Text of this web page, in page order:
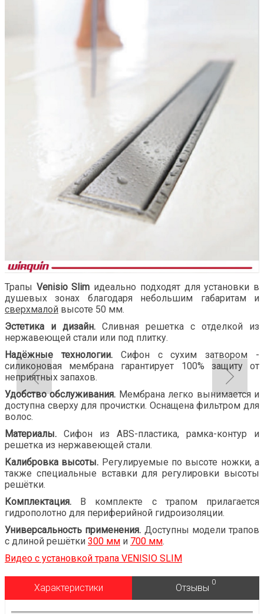
Трапы Venisio Slim идеально подходят для установки в
душевых зонах благодаря небольшим габаритам и
сверхмалой высоте 50 мм.
Эстетика и дизайн. Сливная решетка с отделкой из
нержавеющей стали или под плитку.
Надёжные технологии. Сифон с сухим затвором -
силиконовая мембрана гарантирует 100% защиту от
неприятных запахов.
Удобство обслуживания. Мембрана легко вынимается и
доступна сверху для прочистки. Оснащена фильтром для
волос.
Материалы. Сифон из ABS-пластика, рамка-контур и
решетка из нержавеющей стали.
Калибровка высоты. Регулируемые по высоте ножки, а
также специальные вставки для регулировки высоты
решётки.
Комплектация. В комплекте с трапом прилагается
гидрополотно для периферийной гидроизоляции.
Универсальность применения. Доступны модели трапов
с длиной решётки 300 мм и 700 мм.
Видео с установкой трапа VENISIO SLIM
Характеристики Отзывы
0